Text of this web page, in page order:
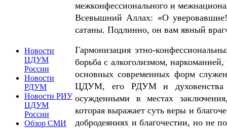
Новости
ЦДУМ
России
Новости
РДУМ
Новости РИУ
ЦДУМ
России
Обзор СМИ
межконфессионального и
Всевышний Аллах: «О
сатаны. Подлинно, он вам явный
Гармонизация этно-
борьба с алкоголизмом,
основных современных форм
ЦДУМ, его РДУМ и духовенства
осужденными в местах
которая выражает суть веры и
добродеяниях и благочестии, но не